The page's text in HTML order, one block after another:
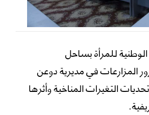
للمرأة بساحل
في مديرية دوعن
التغيرات المناخية وأثرها